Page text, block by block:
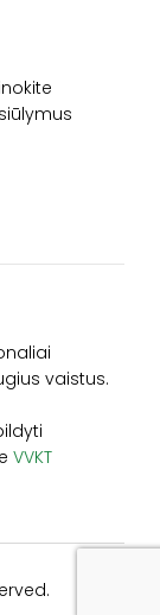
vaistus.
VVKT